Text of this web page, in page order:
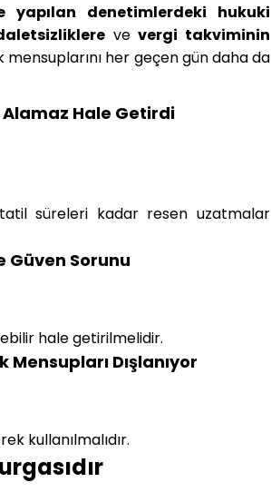
yapılan denetimlerdeki hukuki
vevergi takviminin
her geçen gün daha da
Alamaz Hale Getirdi
süreleri kadar resen uzatmalar
Güven Sorunu
hale getirilmelidir.
Dışlanıyor
kullanılmalıdır.